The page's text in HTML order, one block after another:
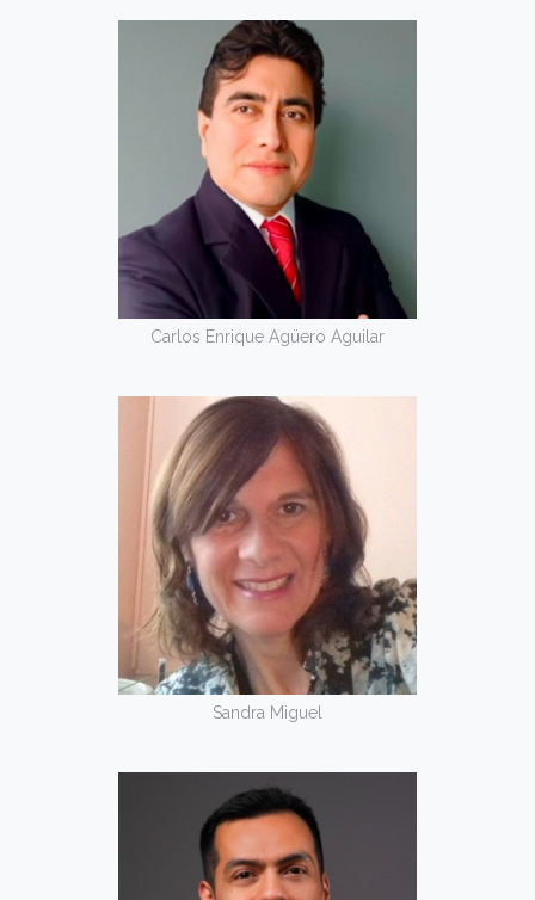
Carlos Enrique Agüero Aguilar
Sandra Miguel